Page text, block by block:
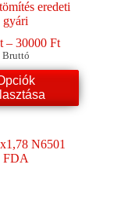
eredeti
gyári
– 30000Ft
-
Bruttó
Ennek
a
terméknek
van.
A